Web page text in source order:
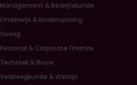
Management & Bedrijfskunde
Onderwijs & Kinderopvang
Overig
Personal & Corporate Finance
Techniek & Bouw
Verpleegkunde & Welzijn